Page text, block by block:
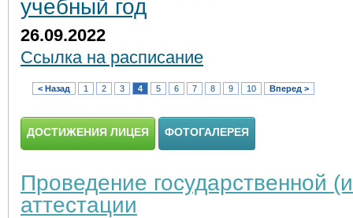
учебный год
26.09.2022
Ссылка на расписание
< Назад 1 2 3 4 5 6 7 8 9 10 Вперед >
ДОСТИЖЕНИЯ ЛИЦЕЯ ФОТОГАЛЕРЕЯ
Проведение государственной
аттестации